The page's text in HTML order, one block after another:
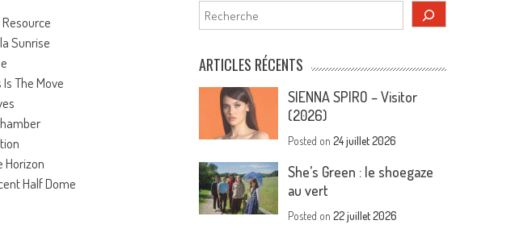
Resource
Sunrise
The Move
Horizon
Half Dome
Rechercher
ARTICLES RÉCENTS
SIENNA SPIRO – Visitor
(2026)
Posted on24 juillet 2026
She’s Green : le shoegaze
au vert
Posted on22 juillet 2026